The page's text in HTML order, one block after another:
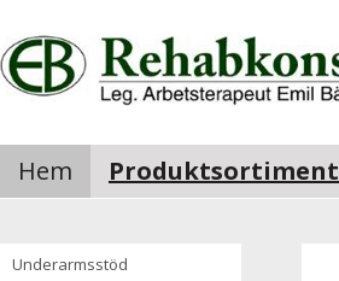
Hem Produktsortiment
underarmsstöd